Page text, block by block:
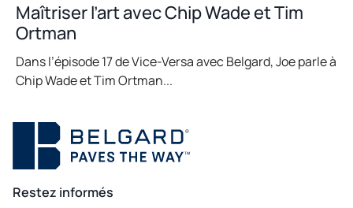
Maîtriser l’art avec Chip Wade et Tim
Ortman
Dans l’épisode 17 de Vice-Versa avec Belgard, Joe parle à
Chip Wade et Tim Ortman...
Restez informés